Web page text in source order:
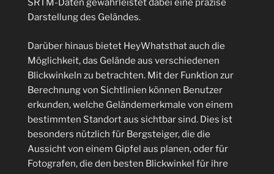
SRTM-Daten gewährleistet dabei eine präzise
Darstellung des Geländes.
Darüber hinaus bietet HeyWhatsthat auch die
Möglichkeit, das Gelände aus verschiedenen
Blickwinkeln zu betrachten. Mit der Funktion zur
Berechnung von Sichtlinien können Benutzer
erkunden, welche Geländemerkmale von einem
bestimmten Standort aus sichtbar sind. Dies ist
besonders nützlich für Bergsteiger, die die
Aussicht von einem Gipfel aus planen, oder für
Fotografen, die den besten Blickwinkel für ihre